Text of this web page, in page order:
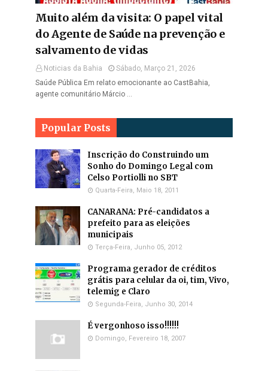
Muito além da visita: O papel vital
do Agente de Saúde na prevenção e
salvamento de vidas
Noticias da Bahia
Sábado, Março 21, 2026
Saúde Pública Em relato emocionante ao CastBahia,
agente comunitário Márcio …
Popular Posts
Inscrição do Construindo um
Sonho do Domingo Legal com
Celso Portiolli no SBT
Quarta-Feira, Maio 18, 2011
CANARANA: Pré-candidatos a
prefeito para as eleições
municipais
Terça-Feira, Junho 05, 2012
Programa gerador de créditos
grátis para celular da oi, tim, Vivo,
telemig e Claro
Segunda-Feira, Junho 30, 2014
É vergonhoso isso!!!!!!
Domingo, Fevereiro 18, 2007